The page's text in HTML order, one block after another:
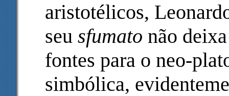
aristotélicos,
seu sfumato não
fontes para o neo-
simbólica,